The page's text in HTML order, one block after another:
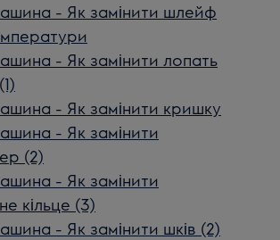
- Як замінити шлейф
- Як замінити лопать
- Як замінити кришку
- Як замінити
(2)
- Як замінити
кільце (3)
- Як замінити шків (2)